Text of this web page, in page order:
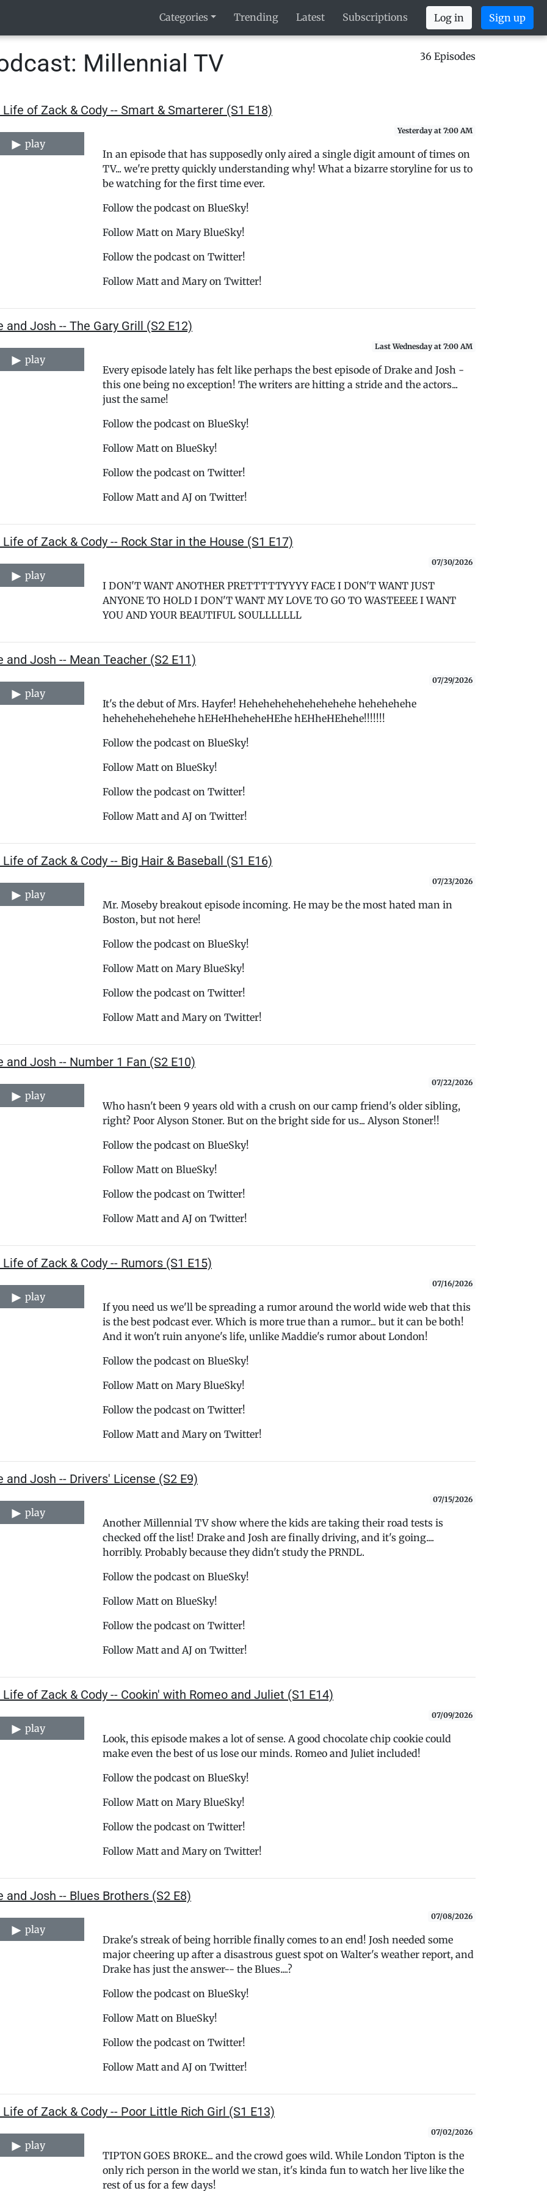
Categories Trending Latest Subscriptions Log in Sign up
Millennial TV 36 Episodes
of Zack & Cody -- Smart & Smarterer (S1 E18)
play
Yesterday at 7:00 AM
In an episode that has supposedly only aired a single digit amount of times on
TV... we're pretty quickly understanding why! What a bizarre storyline for us to
be watching for the first time ever.
⁠⁠⁠⁠⁠⁠⁠⁠⁠⁠⁠⁠⁠⁠⁠⁠⁠⁠⁠⁠⁠⁠⁠⁠⁠⁠⁠⁠⁠⁠⁠⁠⁠⁠⁠⁠⁠⁠⁠⁠⁠⁠⁠⁠⁠⁠⁠⁠⁠⁠Follow the podcast on BlueSky!⁠⁠⁠⁠⁠⁠⁠⁠⁠⁠⁠⁠⁠⁠⁠⁠⁠⁠⁠⁠⁠⁠⁠⁠⁠⁠⁠⁠⁠⁠⁠⁠⁠⁠⁠⁠⁠⁠⁠⁠⁠⁠⁠⁠⁠⁠⁠⁠⁠⁠⁠
Follow ⁠⁠⁠⁠⁠⁠⁠⁠⁠⁠⁠⁠⁠⁠⁠⁠⁠⁠⁠⁠⁠⁠⁠⁠⁠⁠⁠⁠⁠⁠⁠⁠⁠⁠⁠⁠⁠⁠⁠⁠⁠⁠⁠⁠⁠⁠⁠⁠⁠⁠⁠Matt⁠⁠⁠⁠⁠⁠⁠⁠⁠⁠⁠⁠⁠⁠⁠⁠⁠⁠⁠⁠⁠⁠⁠⁠⁠⁠⁠⁠⁠⁠⁠⁠⁠⁠⁠⁠⁠⁠⁠⁠⁠⁠⁠⁠⁠⁠⁠⁠⁠⁠⁠ on Mary BlueSky!
⁠⁠⁠⁠⁠⁠⁠⁠⁠⁠⁠⁠⁠⁠⁠⁠⁠⁠⁠⁠⁠⁠⁠⁠⁠⁠⁠⁠⁠⁠⁠⁠⁠⁠⁠⁠⁠⁠⁠⁠⁠⁠⁠⁠⁠⁠⁠⁠⁠⁠Follow the podcast on Twitter!⁠⁠⁠⁠⁠⁠⁠⁠⁠⁠⁠⁠⁠⁠⁠⁠⁠⁠⁠⁠⁠⁠⁠⁠⁠⁠⁠⁠⁠⁠⁠⁠⁠⁠⁠⁠⁠⁠⁠⁠⁠⁠⁠⁠⁠⁠⁠⁠⁠⁠⁠⁠⁠⁠⁠⁠⁠⁠⁠⁠⁠⁠⁠⁠
Follow ⁠⁠⁠⁠⁠⁠⁠⁠⁠⁠⁠⁠⁠⁠⁠⁠⁠⁠⁠⁠⁠⁠⁠⁠⁠⁠⁠⁠⁠⁠⁠⁠⁠⁠⁠⁠⁠⁠⁠⁠⁠⁠⁠⁠⁠⁠⁠⁠⁠⁠⁠⁠⁠⁠⁠⁠⁠⁠⁠⁠⁠⁠⁠⁠Matt⁠⁠⁠⁠⁠⁠⁠⁠⁠⁠⁠⁠⁠⁠⁠⁠⁠⁠⁠⁠⁠⁠⁠⁠⁠⁠⁠⁠⁠⁠⁠⁠⁠⁠⁠⁠⁠⁠⁠⁠⁠⁠⁠⁠⁠⁠⁠⁠⁠⁠⁠⁠⁠⁠⁠⁠⁠⁠⁠⁠⁠⁠⁠⁠ and Mary on Twitter!
and Josh -- The Gary Grill (S2 E12)
play
Last Wednesday at 7:00 AM
Every episode lately has felt like perhaps the best episode of Drake and Josh -
this one being no exception! The writers are hitting a stride and the actors...
just the same!
⁠⁠⁠⁠⁠⁠⁠⁠⁠⁠⁠⁠⁠⁠⁠⁠⁠⁠⁠⁠⁠⁠⁠⁠⁠⁠⁠⁠⁠⁠⁠⁠⁠⁠⁠⁠⁠⁠⁠⁠⁠⁠⁠⁠⁠⁠⁠⁠⁠⁠Follow the podcast on BlueSky!⁠⁠⁠⁠⁠⁠⁠⁠⁠⁠⁠⁠⁠⁠⁠⁠⁠⁠⁠⁠⁠⁠⁠⁠⁠⁠⁠⁠⁠⁠⁠⁠⁠⁠⁠⁠⁠⁠⁠⁠⁠⁠⁠⁠⁠⁠⁠⁠⁠⁠⁠
Follow ⁠⁠⁠⁠⁠⁠⁠⁠⁠⁠⁠⁠⁠⁠⁠⁠⁠⁠⁠⁠⁠⁠⁠⁠⁠⁠⁠⁠⁠⁠⁠⁠⁠⁠⁠⁠⁠⁠⁠⁠⁠⁠⁠⁠⁠⁠⁠⁠⁠⁠⁠Matt⁠⁠⁠⁠⁠⁠⁠⁠⁠⁠⁠⁠⁠⁠⁠⁠⁠⁠⁠⁠⁠⁠⁠⁠⁠⁠⁠⁠⁠⁠⁠⁠⁠⁠⁠⁠⁠⁠⁠⁠⁠⁠⁠⁠⁠⁠⁠⁠⁠⁠⁠ on BlueSky!
⁠⁠⁠⁠⁠⁠⁠⁠⁠⁠⁠⁠⁠⁠⁠⁠⁠⁠⁠⁠⁠⁠⁠⁠⁠⁠⁠⁠⁠⁠⁠⁠⁠⁠⁠⁠⁠⁠⁠⁠⁠⁠⁠⁠⁠⁠⁠⁠⁠⁠Follow the podcast on Twitter!⁠⁠⁠⁠⁠⁠⁠⁠⁠⁠⁠⁠⁠⁠⁠⁠⁠⁠⁠⁠⁠⁠⁠⁠⁠⁠⁠⁠⁠⁠⁠⁠⁠⁠⁠⁠⁠⁠⁠⁠⁠⁠⁠⁠⁠⁠⁠⁠⁠⁠⁠⁠⁠⁠⁠⁠⁠⁠⁠⁠⁠⁠⁠⁠
Follow ⁠⁠⁠⁠⁠⁠⁠⁠⁠⁠⁠⁠⁠⁠⁠⁠⁠⁠⁠⁠⁠⁠⁠⁠⁠⁠⁠⁠⁠⁠⁠⁠⁠⁠⁠⁠⁠⁠⁠⁠⁠⁠⁠⁠⁠⁠⁠⁠⁠⁠⁠⁠⁠⁠⁠⁠⁠⁠⁠⁠⁠⁠⁠⁠Matt⁠⁠⁠⁠⁠⁠⁠⁠⁠⁠⁠⁠⁠⁠⁠⁠⁠⁠⁠⁠⁠⁠⁠⁠⁠⁠⁠⁠⁠⁠⁠⁠⁠⁠⁠⁠⁠⁠⁠⁠⁠⁠⁠⁠⁠⁠⁠⁠⁠⁠⁠⁠⁠⁠⁠⁠⁠⁠⁠⁠⁠⁠⁠⁠ and AJ on Twitter!
of Zack & Cody -- Rock Star in the House (S1 E17)
play
07/30/2026
I DON'T WANT ANOTHER PRETTTTTYYYY FACE I DON'T WANT JUST
ANYONE TO HOLD I DON'T WANT MY LOVE TO GO TO WASTEEEE I WANT
YOU AND YOUR BEAUTIFUL SOULLLLLLL
and Josh -- Mean Teacher (S2 E11)
play
07/29/2026
It's the debut of Mrs. Hayfer! Hehehehehehehehehehe hehehehehe
hehehehehehehehe hEHeHheheheHEhe hEHheHEhehe!!!!!!!
⁠⁠⁠⁠⁠⁠⁠⁠⁠⁠⁠⁠⁠⁠⁠⁠⁠⁠⁠⁠⁠⁠⁠⁠⁠⁠⁠⁠⁠⁠⁠⁠⁠⁠⁠⁠⁠⁠⁠⁠⁠⁠⁠⁠⁠⁠⁠⁠⁠⁠Follow the podcast on BlueSky!⁠⁠⁠⁠⁠⁠⁠⁠⁠⁠⁠⁠⁠⁠⁠⁠⁠⁠⁠⁠⁠⁠⁠⁠⁠⁠⁠⁠⁠⁠⁠⁠⁠⁠⁠⁠⁠⁠⁠⁠⁠⁠⁠⁠⁠⁠⁠⁠⁠⁠⁠
Follow ⁠⁠⁠⁠⁠⁠⁠⁠⁠⁠⁠⁠⁠⁠⁠⁠⁠⁠⁠⁠⁠⁠⁠⁠⁠⁠⁠⁠⁠⁠⁠⁠⁠⁠⁠⁠⁠⁠⁠⁠⁠⁠⁠⁠⁠⁠⁠⁠⁠⁠⁠Matt⁠⁠⁠⁠⁠⁠⁠⁠⁠⁠⁠⁠⁠⁠⁠⁠⁠⁠⁠⁠⁠⁠⁠⁠⁠⁠⁠⁠⁠⁠⁠⁠⁠⁠⁠⁠⁠⁠⁠⁠⁠⁠⁠⁠⁠⁠⁠⁠⁠⁠⁠ on BlueSky!
⁠⁠⁠⁠⁠⁠⁠⁠⁠⁠⁠⁠⁠⁠⁠⁠⁠⁠⁠⁠⁠⁠⁠⁠⁠⁠⁠⁠⁠⁠⁠⁠⁠⁠⁠⁠⁠⁠⁠⁠⁠⁠⁠⁠⁠⁠⁠⁠⁠⁠Follow the podcast on Twitter!⁠⁠⁠⁠⁠⁠⁠⁠⁠⁠⁠⁠⁠⁠⁠⁠⁠⁠⁠⁠⁠⁠⁠⁠⁠⁠⁠⁠⁠⁠⁠⁠⁠⁠⁠⁠⁠⁠⁠⁠⁠⁠⁠⁠⁠⁠⁠⁠⁠⁠⁠⁠⁠⁠⁠⁠⁠⁠⁠⁠⁠⁠⁠⁠
Follow ⁠⁠⁠⁠⁠⁠⁠⁠⁠⁠⁠⁠⁠⁠⁠⁠⁠⁠⁠⁠⁠⁠⁠⁠⁠⁠⁠⁠⁠⁠⁠⁠⁠⁠⁠⁠⁠⁠⁠⁠⁠⁠⁠⁠⁠⁠⁠⁠⁠⁠⁠⁠⁠⁠⁠⁠⁠⁠⁠⁠⁠⁠⁠⁠Matt⁠⁠⁠⁠⁠⁠⁠⁠⁠⁠⁠⁠⁠⁠⁠⁠⁠⁠⁠⁠⁠⁠⁠⁠⁠⁠⁠⁠⁠⁠⁠⁠⁠⁠⁠⁠⁠⁠⁠⁠⁠⁠⁠⁠⁠⁠⁠⁠⁠⁠⁠⁠⁠⁠⁠⁠⁠⁠⁠⁠⁠⁠⁠⁠ and AJ on Twitter!
of Zack & Cody -- Big Hair & Baseball (S1 E16)
play
07/23/2026
Mr. Moseby breakout episode incoming. He may be the most hated man in
Boston, but not here!
⁠⁠⁠⁠⁠⁠⁠⁠⁠⁠⁠⁠⁠⁠⁠⁠⁠⁠⁠⁠⁠⁠⁠⁠⁠⁠⁠⁠⁠⁠⁠⁠⁠⁠⁠⁠⁠⁠⁠⁠⁠⁠⁠⁠⁠⁠⁠⁠⁠⁠Follow the podcast on BlueSky!⁠⁠⁠⁠⁠⁠⁠⁠⁠⁠⁠⁠⁠⁠⁠⁠⁠⁠⁠⁠⁠⁠⁠⁠⁠⁠⁠⁠⁠⁠⁠⁠⁠⁠⁠⁠⁠⁠⁠⁠⁠⁠⁠⁠⁠⁠⁠⁠⁠⁠⁠
Follow ⁠⁠⁠⁠⁠⁠⁠⁠⁠⁠⁠⁠⁠⁠⁠⁠⁠⁠⁠⁠⁠⁠⁠⁠⁠⁠⁠⁠⁠⁠⁠⁠⁠⁠⁠⁠⁠⁠⁠⁠⁠⁠⁠⁠⁠⁠⁠⁠⁠⁠⁠Matt⁠⁠⁠⁠⁠⁠⁠⁠⁠⁠⁠⁠⁠⁠⁠⁠⁠⁠⁠⁠⁠⁠⁠⁠⁠⁠⁠⁠⁠⁠⁠⁠⁠⁠⁠⁠⁠⁠⁠⁠⁠⁠⁠⁠⁠⁠⁠⁠⁠⁠⁠ on Mary BlueSky!
⁠⁠⁠⁠⁠⁠⁠⁠⁠⁠⁠⁠⁠⁠⁠⁠⁠⁠⁠⁠⁠⁠⁠⁠⁠⁠⁠⁠⁠⁠⁠⁠⁠⁠⁠⁠⁠⁠⁠⁠⁠⁠⁠⁠⁠⁠⁠⁠⁠⁠Follow the podcast on Twitter!⁠⁠⁠⁠⁠⁠⁠⁠⁠⁠⁠⁠⁠⁠⁠⁠⁠⁠⁠⁠⁠⁠⁠⁠⁠⁠⁠⁠⁠⁠⁠⁠⁠⁠⁠⁠⁠⁠⁠⁠⁠⁠⁠⁠⁠⁠⁠⁠⁠⁠⁠⁠⁠⁠⁠⁠⁠⁠⁠⁠⁠⁠⁠⁠
Follow ⁠⁠⁠⁠⁠⁠⁠⁠⁠⁠⁠⁠⁠⁠⁠⁠⁠⁠⁠⁠⁠⁠⁠⁠⁠⁠⁠⁠⁠⁠⁠⁠⁠⁠⁠⁠⁠⁠⁠⁠⁠⁠⁠⁠⁠⁠⁠⁠⁠⁠⁠⁠⁠⁠⁠⁠⁠⁠⁠⁠⁠⁠⁠⁠Matt⁠⁠⁠⁠⁠⁠⁠⁠⁠⁠⁠⁠⁠⁠⁠⁠⁠⁠⁠⁠⁠⁠⁠⁠⁠⁠⁠⁠⁠⁠⁠⁠⁠⁠⁠⁠⁠⁠⁠⁠⁠⁠⁠⁠⁠⁠⁠⁠⁠⁠⁠⁠⁠⁠⁠⁠⁠⁠⁠⁠⁠⁠⁠⁠ and Mary on Twitter!
and Josh -- Number 1 Fan (S2 E10)
play
07/22/2026
Who hasn't been 9 years old with a crush on our camp friend's older sibling,
right? Poor Alyson Stoner. But on the bright side for us... Alyson Stoner!!
⁠⁠⁠⁠⁠⁠⁠⁠⁠⁠⁠⁠⁠⁠⁠⁠⁠⁠⁠⁠⁠⁠⁠⁠⁠⁠⁠⁠⁠⁠⁠⁠⁠⁠⁠⁠⁠⁠⁠⁠⁠⁠⁠⁠⁠⁠⁠⁠⁠⁠Follow the podcast on BlueSky!⁠⁠⁠⁠⁠⁠⁠⁠⁠⁠⁠⁠⁠⁠⁠⁠⁠⁠⁠⁠⁠⁠⁠⁠⁠⁠⁠⁠⁠⁠⁠⁠⁠⁠⁠⁠⁠⁠⁠⁠⁠⁠⁠⁠⁠⁠⁠⁠⁠⁠⁠
Follow ⁠⁠⁠⁠⁠⁠⁠⁠⁠⁠⁠⁠⁠⁠⁠⁠⁠⁠⁠⁠⁠⁠⁠⁠⁠⁠⁠⁠⁠⁠⁠⁠⁠⁠⁠⁠⁠⁠⁠⁠⁠⁠⁠⁠⁠⁠⁠⁠⁠⁠⁠Matt⁠⁠⁠⁠⁠⁠⁠⁠⁠⁠⁠⁠⁠⁠⁠⁠⁠⁠⁠⁠⁠⁠⁠⁠⁠⁠⁠⁠⁠⁠⁠⁠⁠⁠⁠⁠⁠⁠⁠⁠⁠⁠⁠⁠⁠⁠⁠⁠⁠⁠⁠ on BlueSky!
⁠⁠⁠⁠⁠⁠⁠⁠⁠⁠⁠⁠⁠⁠⁠⁠⁠⁠⁠⁠⁠⁠⁠⁠⁠⁠⁠⁠⁠⁠⁠⁠⁠⁠⁠⁠⁠⁠⁠⁠⁠⁠⁠⁠⁠⁠⁠⁠⁠⁠Follow the podcast on Twitter!⁠⁠⁠⁠⁠⁠⁠⁠⁠⁠⁠⁠⁠⁠⁠⁠⁠⁠⁠⁠⁠⁠⁠⁠⁠⁠⁠⁠⁠⁠⁠⁠⁠⁠⁠⁠⁠⁠⁠⁠⁠⁠⁠⁠⁠⁠⁠⁠⁠⁠⁠⁠⁠⁠⁠⁠⁠⁠⁠⁠⁠⁠⁠⁠
Follow ⁠⁠⁠⁠⁠⁠⁠⁠⁠⁠⁠⁠⁠⁠⁠⁠⁠⁠⁠⁠⁠⁠⁠⁠⁠⁠⁠⁠⁠⁠⁠⁠⁠⁠⁠⁠⁠⁠⁠⁠⁠⁠⁠⁠⁠⁠⁠⁠⁠⁠⁠⁠⁠⁠⁠⁠⁠⁠⁠⁠⁠⁠⁠⁠Matt⁠⁠⁠⁠⁠⁠⁠⁠⁠⁠⁠⁠⁠⁠⁠⁠⁠⁠⁠⁠⁠⁠⁠⁠⁠⁠⁠⁠⁠⁠⁠⁠⁠⁠⁠⁠⁠⁠⁠⁠⁠⁠⁠⁠⁠⁠⁠⁠⁠⁠⁠⁠⁠⁠⁠⁠⁠⁠⁠⁠⁠⁠⁠⁠ and AJ on Twitter!
of Zack & Cody -- Rumors (S1 E15)
play
07/16/2026
If you need us we'll be spreading a rumor around the world wide web that this
is the best podcast ever. Which is more true than a rumor... but it can be both!
And it won't ruin anyone's life, unlike Maddie's rumor about London!
⁠⁠⁠⁠⁠⁠⁠⁠⁠⁠⁠⁠⁠⁠⁠⁠⁠⁠⁠⁠⁠⁠⁠⁠⁠⁠⁠⁠⁠⁠⁠⁠⁠⁠⁠⁠⁠⁠⁠⁠⁠⁠⁠⁠⁠⁠⁠⁠⁠⁠Follow the podcast on BlueSky!⁠⁠⁠⁠⁠⁠⁠⁠⁠⁠⁠⁠⁠⁠⁠⁠⁠⁠⁠⁠⁠⁠⁠⁠⁠⁠⁠⁠⁠⁠⁠⁠⁠⁠⁠⁠⁠⁠⁠⁠⁠⁠⁠⁠⁠⁠⁠⁠⁠⁠⁠
Follow ⁠⁠⁠⁠⁠⁠⁠⁠⁠⁠⁠⁠⁠⁠⁠⁠⁠⁠⁠⁠⁠⁠⁠⁠⁠⁠⁠⁠⁠⁠⁠⁠⁠⁠⁠⁠⁠⁠⁠⁠⁠⁠⁠⁠⁠⁠⁠⁠⁠⁠⁠Matt⁠⁠⁠⁠⁠⁠⁠⁠⁠⁠⁠⁠⁠⁠⁠⁠⁠⁠⁠⁠⁠⁠⁠⁠⁠⁠⁠⁠⁠⁠⁠⁠⁠⁠⁠⁠⁠⁠⁠⁠⁠⁠⁠⁠⁠⁠⁠⁠⁠⁠⁠ on Mary BlueSky!
⁠⁠⁠⁠⁠⁠⁠⁠⁠⁠⁠⁠⁠⁠⁠⁠⁠⁠⁠⁠⁠⁠⁠⁠⁠⁠⁠⁠⁠⁠⁠⁠⁠⁠⁠⁠⁠⁠⁠⁠⁠⁠⁠⁠⁠⁠⁠⁠⁠⁠Follow the podcast on Twitter!⁠⁠⁠⁠⁠⁠⁠⁠⁠⁠⁠⁠⁠⁠⁠⁠⁠⁠⁠⁠⁠⁠⁠⁠⁠⁠⁠⁠⁠⁠⁠⁠⁠⁠⁠⁠⁠⁠⁠⁠⁠⁠⁠⁠⁠⁠⁠⁠⁠⁠⁠⁠⁠⁠⁠⁠⁠⁠⁠⁠⁠⁠⁠⁠
Follow ⁠⁠⁠⁠⁠⁠⁠⁠⁠⁠⁠⁠⁠⁠⁠⁠⁠⁠⁠⁠⁠⁠⁠⁠⁠⁠⁠⁠⁠⁠⁠⁠⁠⁠⁠⁠⁠⁠⁠⁠⁠⁠⁠⁠⁠⁠⁠⁠⁠⁠⁠⁠⁠⁠⁠⁠⁠⁠⁠⁠⁠⁠⁠⁠Matt⁠⁠⁠⁠⁠⁠⁠⁠⁠⁠⁠⁠⁠⁠⁠⁠⁠⁠⁠⁠⁠⁠⁠⁠⁠⁠⁠⁠⁠⁠⁠⁠⁠⁠⁠⁠⁠⁠⁠⁠⁠⁠⁠⁠⁠⁠⁠⁠⁠⁠⁠⁠⁠⁠⁠⁠⁠⁠⁠⁠⁠⁠⁠⁠ and Mary on Twitter!
and Josh -- Drivers' License (S2 E9)
play
07/15/2026
Another Millennial TV show where the kids are taking their road tests is
checked off the list! Drake and Josh are finally driving, and it's going....
horribly. Probably because they didn't study the PRNDL.
⁠⁠⁠⁠⁠⁠⁠⁠⁠⁠⁠⁠⁠⁠⁠⁠⁠⁠⁠⁠⁠⁠⁠⁠⁠⁠⁠⁠⁠⁠⁠⁠⁠⁠⁠⁠⁠⁠⁠⁠⁠⁠⁠⁠⁠⁠⁠⁠⁠⁠Follow the podcast on BlueSky!⁠⁠⁠⁠⁠⁠⁠⁠⁠⁠⁠⁠⁠⁠⁠⁠⁠⁠⁠⁠⁠⁠⁠⁠⁠⁠⁠⁠⁠⁠⁠⁠⁠⁠⁠⁠⁠⁠⁠⁠⁠⁠⁠⁠⁠⁠⁠⁠⁠⁠⁠
Follow ⁠⁠⁠⁠⁠⁠⁠⁠⁠⁠⁠⁠⁠⁠⁠⁠⁠⁠⁠⁠⁠⁠⁠⁠⁠⁠⁠⁠⁠⁠⁠⁠⁠⁠⁠⁠⁠⁠⁠⁠⁠⁠⁠⁠⁠⁠⁠⁠⁠⁠⁠Matt⁠⁠⁠⁠⁠⁠⁠⁠⁠⁠⁠⁠⁠⁠⁠⁠⁠⁠⁠⁠⁠⁠⁠⁠⁠⁠⁠⁠⁠⁠⁠⁠⁠⁠⁠⁠⁠⁠⁠⁠⁠⁠⁠⁠⁠⁠⁠⁠⁠⁠⁠ on BlueSky!
⁠⁠⁠⁠⁠⁠⁠⁠⁠⁠⁠⁠⁠⁠⁠⁠⁠⁠⁠⁠⁠⁠⁠⁠⁠⁠⁠⁠⁠⁠⁠⁠⁠⁠⁠⁠⁠⁠⁠⁠⁠⁠⁠⁠⁠⁠⁠⁠⁠⁠Follow the podcast on Twitter!⁠⁠⁠⁠⁠⁠⁠⁠⁠⁠⁠⁠⁠⁠⁠⁠⁠⁠⁠⁠⁠⁠⁠⁠⁠⁠⁠⁠⁠⁠⁠⁠⁠⁠⁠⁠⁠⁠⁠⁠⁠⁠⁠⁠⁠⁠⁠⁠⁠⁠⁠⁠⁠⁠⁠⁠⁠⁠⁠⁠⁠⁠⁠⁠
Follow ⁠⁠⁠⁠⁠⁠⁠⁠⁠⁠⁠⁠⁠⁠⁠⁠⁠⁠⁠⁠⁠⁠⁠⁠⁠⁠⁠⁠⁠⁠⁠⁠⁠⁠⁠⁠⁠⁠⁠⁠⁠⁠⁠⁠⁠⁠⁠⁠⁠⁠⁠⁠⁠⁠⁠⁠⁠⁠⁠⁠⁠⁠⁠⁠Matt⁠⁠⁠⁠⁠⁠⁠⁠⁠⁠⁠⁠⁠⁠⁠⁠⁠⁠⁠⁠⁠⁠⁠⁠⁠⁠⁠⁠⁠⁠⁠⁠⁠⁠⁠⁠⁠⁠⁠⁠⁠⁠⁠⁠⁠⁠⁠⁠⁠⁠⁠⁠⁠⁠⁠⁠⁠⁠⁠⁠⁠⁠⁠⁠ and AJ on Twitter!
of Zack & Cody -- Cookin' with Romeo and Juliet (S1 E14)
play
07/09/2026
Look, this episode makes a lot of sense. A good chocolate chip cookie could
make even the best of us lose our minds. Romeo and Juliet included!
⁠⁠⁠⁠⁠⁠⁠⁠⁠⁠⁠⁠⁠⁠⁠⁠⁠⁠⁠⁠⁠⁠⁠⁠⁠⁠⁠⁠⁠⁠⁠⁠⁠⁠⁠⁠⁠⁠⁠⁠⁠⁠⁠⁠⁠⁠⁠⁠⁠⁠Follow the podcast on BlueSky!⁠⁠⁠⁠⁠⁠⁠⁠⁠⁠⁠⁠⁠⁠⁠⁠⁠⁠⁠⁠⁠⁠⁠⁠⁠⁠⁠⁠⁠⁠⁠⁠⁠⁠⁠⁠⁠⁠⁠⁠⁠⁠⁠⁠⁠⁠⁠⁠⁠⁠⁠
Follow ⁠⁠⁠⁠⁠⁠⁠⁠⁠⁠⁠⁠⁠⁠⁠⁠⁠⁠⁠⁠⁠⁠⁠⁠⁠⁠⁠⁠⁠⁠⁠⁠⁠⁠⁠⁠⁠⁠⁠⁠⁠⁠⁠⁠⁠⁠⁠⁠⁠⁠⁠Matt⁠⁠⁠⁠⁠⁠⁠⁠⁠⁠⁠⁠⁠⁠⁠⁠⁠⁠⁠⁠⁠⁠⁠⁠⁠⁠⁠⁠⁠⁠⁠⁠⁠⁠⁠⁠⁠⁠⁠⁠⁠⁠⁠⁠⁠⁠⁠⁠⁠⁠⁠ on Mary BlueSky!
⁠⁠⁠⁠⁠⁠⁠⁠⁠⁠⁠⁠⁠⁠⁠⁠⁠⁠⁠⁠⁠⁠⁠⁠⁠⁠⁠⁠⁠⁠⁠⁠⁠⁠⁠⁠⁠⁠⁠⁠⁠⁠⁠⁠⁠⁠⁠⁠⁠⁠Follow the podcast on Twitter!⁠⁠⁠⁠⁠⁠⁠⁠⁠⁠⁠⁠⁠⁠⁠⁠⁠⁠⁠⁠⁠⁠⁠⁠⁠⁠⁠⁠⁠⁠⁠⁠⁠⁠⁠⁠⁠⁠⁠⁠⁠⁠⁠⁠⁠⁠⁠⁠⁠⁠⁠⁠⁠⁠⁠⁠⁠⁠⁠⁠⁠⁠⁠⁠
Follow ⁠⁠⁠⁠⁠⁠⁠⁠⁠⁠⁠⁠⁠⁠⁠⁠⁠⁠⁠⁠⁠⁠⁠⁠⁠⁠⁠⁠⁠⁠⁠⁠⁠⁠⁠⁠⁠⁠⁠⁠⁠⁠⁠⁠⁠⁠⁠⁠⁠⁠⁠⁠⁠⁠⁠⁠⁠⁠⁠⁠⁠⁠⁠⁠Matt⁠⁠⁠⁠⁠⁠⁠⁠⁠⁠⁠⁠⁠⁠⁠⁠⁠⁠⁠⁠⁠⁠⁠⁠⁠⁠⁠⁠⁠⁠⁠⁠⁠⁠⁠⁠⁠⁠⁠⁠⁠⁠⁠⁠⁠⁠⁠⁠⁠⁠⁠⁠⁠⁠⁠⁠⁠⁠⁠⁠⁠⁠⁠⁠ and Mary on Twitter!
and Josh -- Blues Brothers (S2 E8)
play
07/08/2026
Drake's streak of being horrible finally comes to an end! Josh needed some
major cheering up after a disastrous guest spot on Walter's weather report, and
Drake has just the answer-- the Blues....?
⁠⁠⁠⁠⁠⁠⁠⁠⁠⁠⁠⁠⁠⁠⁠⁠⁠⁠⁠⁠⁠⁠⁠⁠⁠⁠⁠⁠⁠⁠⁠⁠⁠⁠⁠⁠⁠⁠⁠⁠⁠⁠⁠⁠⁠⁠⁠⁠⁠⁠Follow the podcast on BlueSky!⁠⁠⁠⁠⁠⁠⁠⁠⁠⁠⁠⁠⁠⁠⁠⁠⁠⁠⁠⁠⁠⁠⁠⁠⁠⁠⁠⁠⁠⁠⁠⁠⁠⁠⁠⁠⁠⁠⁠⁠⁠⁠⁠⁠⁠⁠⁠⁠⁠⁠⁠
Follow ⁠⁠⁠⁠⁠⁠⁠⁠⁠⁠⁠⁠⁠⁠⁠⁠⁠⁠⁠⁠⁠⁠⁠⁠⁠⁠⁠⁠⁠⁠⁠⁠⁠⁠⁠⁠⁠⁠⁠⁠⁠⁠⁠⁠⁠⁠⁠⁠⁠⁠⁠Matt⁠⁠⁠⁠⁠⁠⁠⁠⁠⁠⁠⁠⁠⁠⁠⁠⁠⁠⁠⁠⁠⁠⁠⁠⁠⁠⁠⁠⁠⁠⁠⁠⁠⁠⁠⁠⁠⁠⁠⁠⁠⁠⁠⁠⁠⁠⁠⁠⁠⁠⁠ on BlueSky!
⁠⁠⁠⁠⁠⁠⁠⁠⁠⁠⁠⁠⁠⁠⁠⁠⁠⁠⁠⁠⁠⁠⁠⁠⁠⁠⁠⁠⁠⁠⁠⁠⁠⁠⁠⁠⁠⁠⁠⁠⁠⁠⁠⁠⁠⁠⁠⁠⁠⁠Follow the podcast on Twitter!⁠⁠⁠⁠⁠⁠⁠⁠⁠⁠⁠⁠⁠⁠⁠⁠⁠⁠⁠⁠⁠⁠⁠⁠⁠⁠⁠⁠⁠⁠⁠⁠⁠⁠⁠⁠⁠⁠⁠⁠⁠⁠⁠⁠⁠⁠⁠⁠⁠⁠⁠⁠⁠⁠⁠⁠⁠⁠⁠⁠⁠⁠⁠⁠
Follow ⁠⁠⁠⁠⁠⁠⁠⁠⁠⁠⁠⁠⁠⁠⁠⁠⁠⁠⁠⁠⁠⁠⁠⁠⁠⁠⁠⁠⁠⁠⁠⁠⁠⁠⁠⁠⁠⁠⁠⁠⁠⁠⁠⁠⁠⁠⁠⁠⁠⁠⁠⁠⁠⁠⁠⁠⁠⁠⁠⁠⁠⁠⁠⁠Matt⁠⁠⁠⁠⁠⁠⁠⁠⁠⁠⁠⁠⁠⁠⁠⁠⁠⁠⁠⁠⁠⁠⁠⁠⁠⁠⁠⁠⁠⁠⁠⁠⁠⁠⁠⁠⁠⁠⁠⁠⁠⁠⁠⁠⁠⁠⁠⁠⁠⁠⁠⁠⁠⁠⁠⁠⁠⁠⁠⁠⁠⁠⁠⁠ and AJ on Twitter!
of Zack & Cody -- Poor Little Rich Girl (S1 E13)
play
07/02/2026
TIPTON GOES BROKE... and the crowd goes wild. While London Tipton is the
only rich person in the world we stan, it's kinda fun to watch her live like the
rest of us for a few days!